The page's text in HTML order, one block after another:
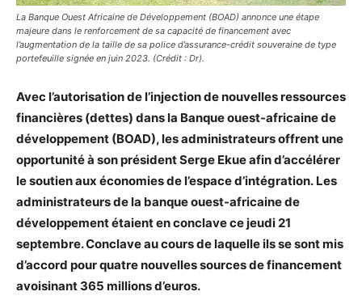
La Banque Ouest Africaine de Développement (BOAD) annonce une étape
majeure dans le renforcement de sa capacité de financement avec
l’augmentation de la taille de sa police d’assurance-crédit souveraine de type
portefeuille signée en juin 2023. (Crédit : Dr).
Avec l’autorisation de l’injection de nouvelles ressources
financières (dettes) dans la Banque ouest-africaine de
développement (BOAD), les administrateurs offrent une
opportunité à son président Serge Ekue afin d’accélérer
le soutien aux économies de l’espace d’intégration. Les
administrateurs de la banque ouest-africaine de
développement étaient en conclave ce jeudi 21
septembre. Conclave au cours de laquelle ils se sont mis
d’accord pour quatre nouvelles sources de financement
avoisinant 365 millions d’euros.